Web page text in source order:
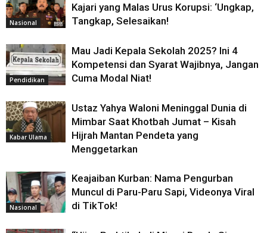
Nasional
Kajari yang Malas Urus Korupsi: ‘Ungkap,
Tangkap, Selesaikan!
Pendidikan
Mau Jadi Kepala Sekolah 2025? Ini 4
Kompetensi dan Syarat Wajibnya, Jangan
Cuma Modal Niat!
Kabar Ulama
Ustaz Yahya Waloni Meninggal Dunia di
Mimbar Saat Khotbah Jumat – Kisah
Hijrah Mantan Pendeta yang
Menggetarkan
Nasional
Keajaiban Kurban: Nama Pengurban
Muncul di Paru-Paru Sapi, Videonya Viral
di TikTok!